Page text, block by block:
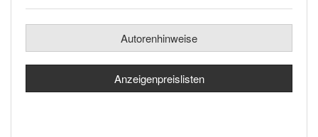
Autorenhinweise
Anzeigenpreislisten